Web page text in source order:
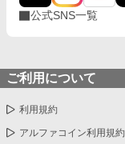
公式SNS一覧
ご利用について
利用規約
アルファコイン利用規約